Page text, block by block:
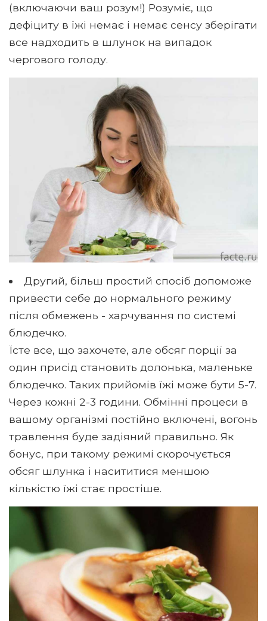
(включаючи ваш розум!) Розуміє, що
дефіциту в їжі немає і немає сенсу зберігати
все надходить в шлунок на випадок
чергового голоду.
Другий, більш простий спосіб допоможе
привести себе до нормального режиму
після обмежень - харчування по системі
блюдечко.
Їсте все, що захочете, але обсяг порції за
один присід становить долонька, маленьке
блюдечко. Таких прийомів їжі може бути 5-7.
Через кожні 2-3 години. Обмінні процеси в
вашому організмі постійно включені, вогонь
травлення буде задіяний правильно. Як
бонус, при такому режимі скорочується
обсяг шлунка і насититися меншою
кількістю їжі стає простіше.